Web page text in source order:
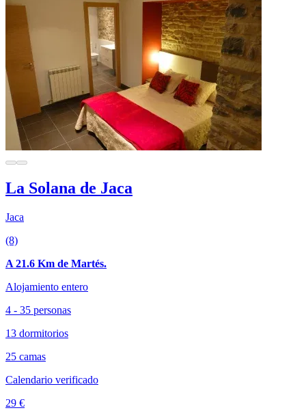
La Solana de Jaca
Jaca
(8)
A 21.6 Km de Martés.
Alojamiento entero
4 - 35 personas
13 dormitorios
25 camas
Calendario verificado
29 €